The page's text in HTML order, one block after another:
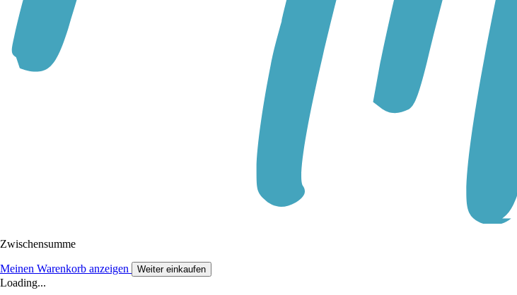
Zwischensumme
Meinen Warenkorb anzeigen Weiter einkaufen
Loading...